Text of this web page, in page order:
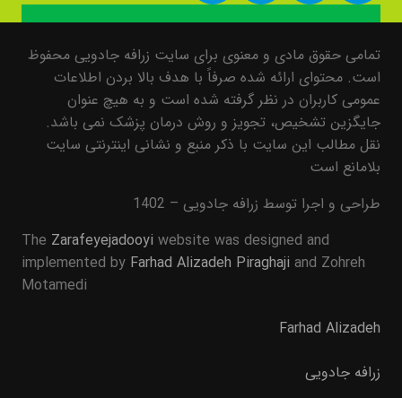
تمامی حقوق مادی و معنوی برای سایت زرافه جادویی محفوظ
است. محتوای ارائه شده صرفاً با هدف بالا بردن اطلاعات
عمومی کاربران در نظر گرفته شده است و به هیچ عنوان
جایگزین تشخیص، تجویز و روش درمان پزشک نمی باشد.
نقل مطالب این سایت با ذکر منبع و نشانی اینترنتی سایت
بلامانع است
طراحی و اجرا توسط زرافه جادویی – 1402
The Zarafeyejadooyi website was designed and
implemented by Farhad Alizadeh Piraghaji and Zohreh
Motamedi
Farhad Alizadeh
زرافه جادویی